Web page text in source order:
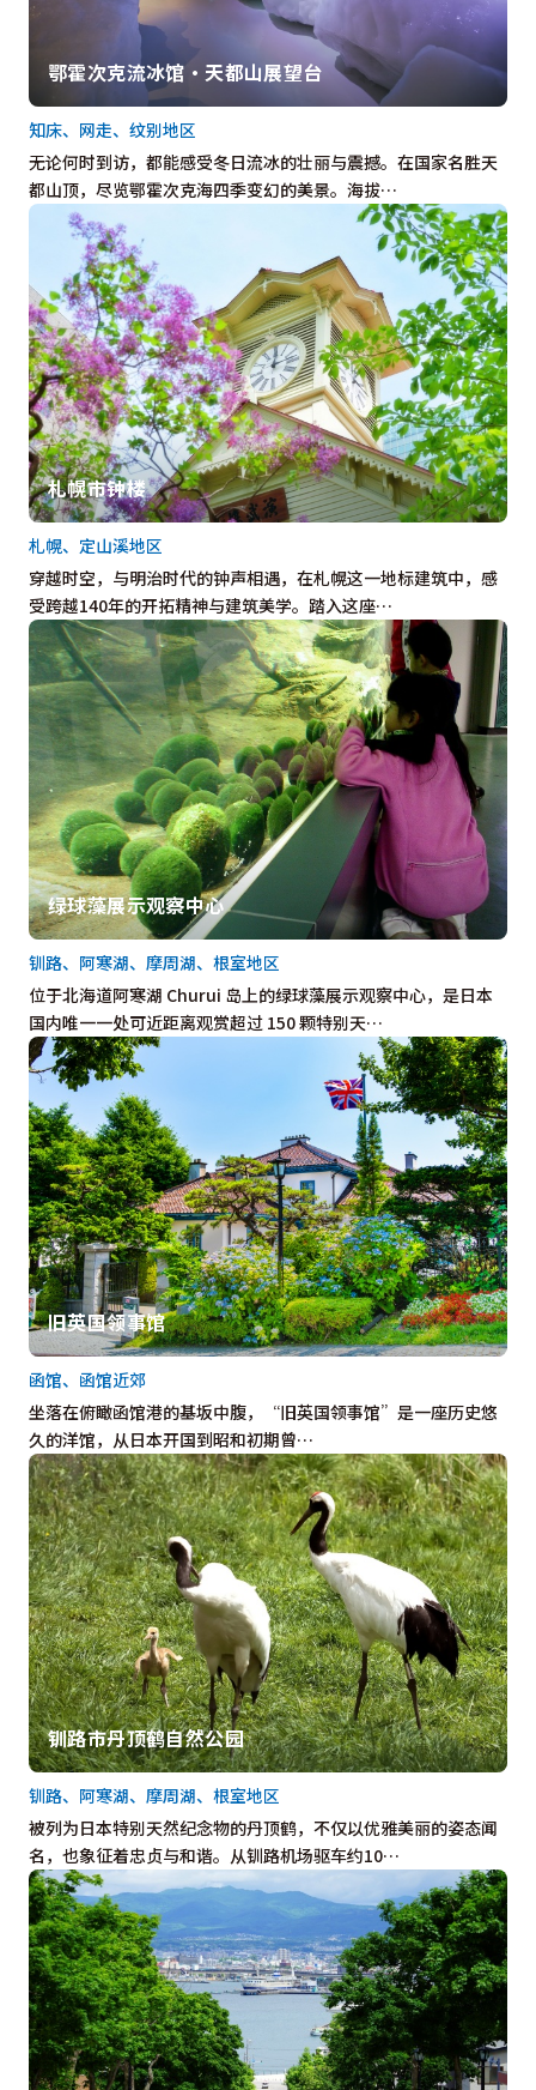
鄂霍次克流冰馆・天都山展望台
无论何时到访，都能感受冬日流冰的壮丽与震撼。在国家名胜天
都山顶，尽览鄂霍次克海四季变幻的美景。海拔…
知床、网走、纹别地区
札幌市钟楼
穿越时空，与明治时代的钟声相遇，在札幌这一地标建筑中，感
受跨越140年的开拓精神与建筑美学。踏入这座…
札幌、定山溪地区
绿球藻展示观察中心
位于北海道阿寒湖 Churui 岛上的绿球藻展示观察中心，是日本
国内唯一一处可近距离观赏超过 150 颗特别天…
钏路、阿寒湖、摩周湖、根室地区
旧英国领事馆
坐落在俯瞰函馆港的基坂中腹，“旧英国领事馆”是一座历史悠
久的洋馆，从日本开国到昭和初期曾…
函馆、函馆近郊
钏路市丹顶鹤自然公园
被列为日本特别天然纪念物的丹顶鹤，不仅以优雅美丽的姿态闻
名，也象征着忠贞与和谐。从钏路机场驱车约10…
钏路、阿寒湖、摩周湖、根室地区